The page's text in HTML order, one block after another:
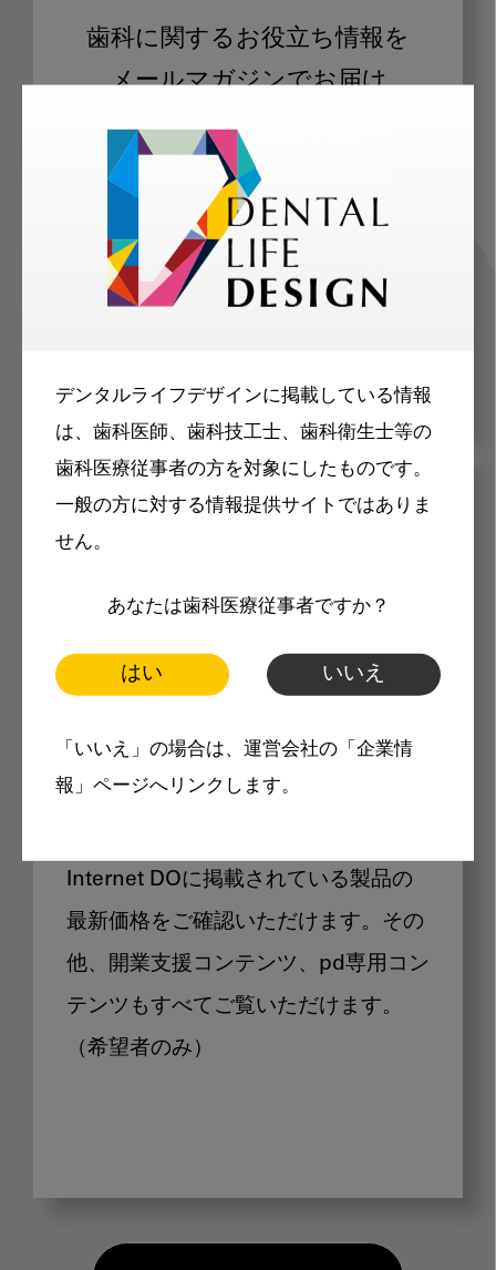
デンタルライフデザインに掲載している情報
は、歯科医師、歯科技工士、歯科衛生士等の
歯科医療従事者の方を対象にしたものです。
一般の方に対する情報提供サイトではありま
せん。
あなたは歯科医療従事者ですか？
はい いいえ
「いいえ」の場合は、運営会社の「企業情
報」ページへリンクします。
歯科に関するお役立ち情報を
メールマガジンでお届け
ご登録いただいた職種（歯科医師、歯
科衛生士、歯科技工士）に合わせた内
容のメールマガジンをお届けします。
メリット
製品価格も閲覧可能
Internet DOに掲載されている製品の
最新価格をご確認いただけます。その
他、開業支援コンテンツ、pd専用コン
テンツもすべてご覧いただけます。
（希望者のみ）